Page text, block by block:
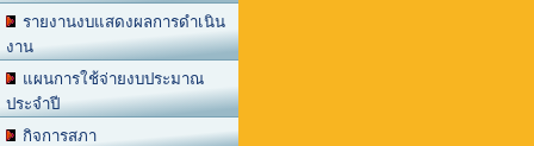
รายงานงบแสดงผลการดำเนิน
งาน
แผนการใช้จ่ายงบประมาณ
ประจำปี
กิจการสภา